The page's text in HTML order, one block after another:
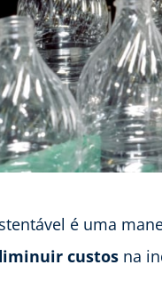
é uma
custos na